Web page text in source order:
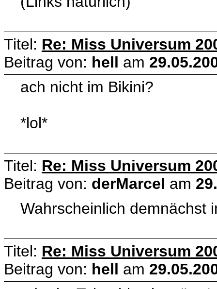
Titel: Re: Miss Universum
Beitrag von: hell am
ach nicht im Bikini?
*lol*
Titel: Re: Miss Universum
Beitrag von: derMarcel am
Wahrscheinlich demnächst
Titel: Re: Miss Universum
Beitrag von: hell am